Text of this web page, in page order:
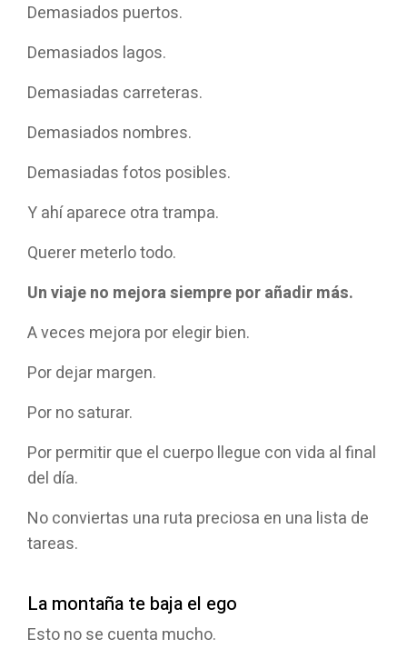
Demasiados puertos.
Demasiados lagos.
Demasiadas carreteras.
Demasiados nombres.
Demasiadas fotos posibles.
Y ahí aparece otra trampa.
Querer meterlo todo.
Un viaje no mejora siempre por añadir más.
A veces mejora por elegir bien.
Por dejar margen.
Por no saturar.
Por permitir que el cuerpo llegue con vida al final
del día.
No conviertas una ruta preciosa en una lista de
tareas.
La montaña te baja el ego
Esto no se cuenta mucho.